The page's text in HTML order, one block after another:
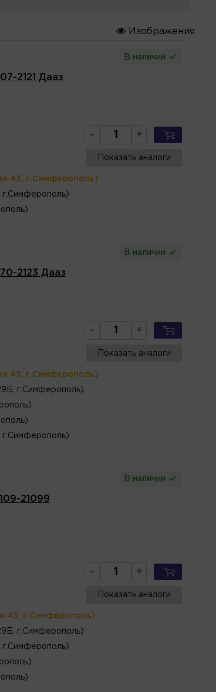
Изображения
В наличии
2121 Дааз
- +
Показать аналоги
43, г.Симферополь)
В наличии
2123 Дааз
- +
Показать аналоги
43, г.Симферополь)
г.Симферополь)
В наличии
21099
- +
Показать аналоги
43, г.Симферополь)
г.Симферополь)